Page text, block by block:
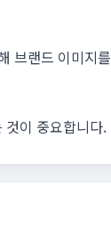
브랜드 이미지를
것이 중요합니다.